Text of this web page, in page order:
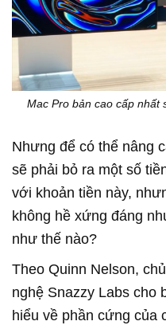
Mac Pro bản cao cấp nhất
Nhưng để có thể nâng
sẽ phải bỏ ra một số
với khoản tiền này,
không hề xứng đáng
như thế nào?
Theo Quinn Nelson,
nghệ Snazzy Labs cho
hiểu về phần cứng của